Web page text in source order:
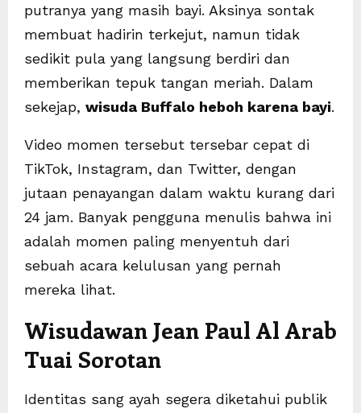
putranya yang masih bayi. Aksinya sontak
membuat hadirin terkejut, namun tidak
sedikit pula yang langsung berdiri dan
memberikan tepuk tangan meriah. Dalam
sekejap, wisuda Buffalo heboh karena bayi.
Video momen tersebut tersebar cepat di
TikTok, Instagram, dan Twitter, dengan
jutaan penayangan dalam waktu kurang dari
24 jam. Banyak pengguna menulis bahwa ini
adalah momen paling menyentuh dari
sebuah acara kelulusan yang pernah
mereka lihat.
Wisudawan Jean Paul Al Arab
Tuai Sorotan
Identitas sang ayah segera diketahui publik